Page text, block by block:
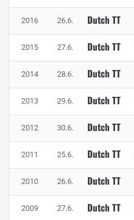
2016 26.6. Dutch TT
2015 27.6. Dutch TT
2014 28.6. Dutch TT
2013 29.6. Dutch TT
2012 30.6. Dutch TT
2011 25.6. Dutch TT
2010 26.6. Dutch TT
2009 27.6. Dutch TT